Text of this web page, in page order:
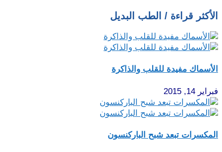
الأكثر قراءة / الطب البديل
الأسماك مفيدة للقلب والذاكرة
فبراير 14, 2015
المكسرات تبعد شبح الباركنسون